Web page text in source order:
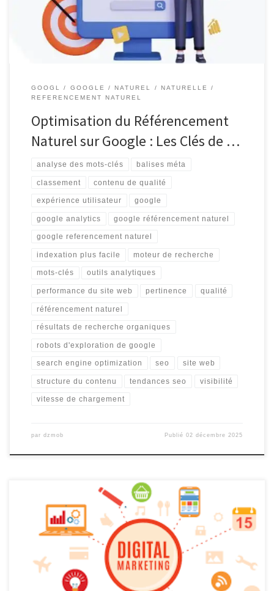
essentiel pour toute entreprise cherchant à se démarquer […]
GOOGL GOOGLE NATUREL
NATURELLE
REFERENCEMENT NATUREL
Optimisation du Référencement
Naturel sur Google : Les Clés de …
analyse des mots-clés balises méta
classement contenu de qualité
expérience utilisateur google
google analytics google référencement naturel
google referencement naturel
indexation plus facile moteur de recherche
mots-clés outils analytiques
performance du site web pertinence qualité
référencement naturel
résultats de recherche organiques
robots d'exploration de google
search engine optimization seo site web
structure du contenu tendances seo visibilité
vitesse de chargement
par dzmob Publié02 décembre 2025
La stratégie marketing digital : une clé pour le succès en ligne Dans
le monde numérique d’aujourd’hui, une présence en ligne solide
est essentielle pour toute entreprise qui souhaite prospérer et se
démarquer de la concurrence. C’est là qu’intervient la stratégie
marketing digital. En adoptant une approche bien pensée et […]